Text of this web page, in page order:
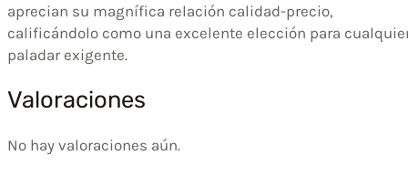
aprecian su magnífica relación calidad-precio,
calificándolo como una excelente elección para
paladar exigente.
Valoraciones
No hay valoraciones aún.